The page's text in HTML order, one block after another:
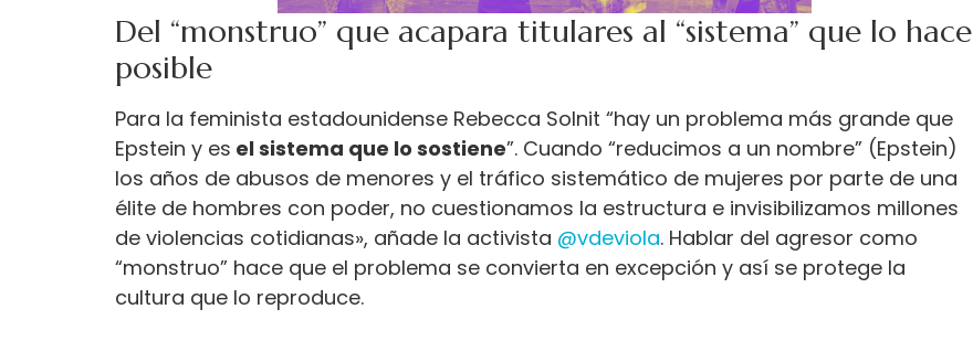
Del “monstruo” que acapara titulares al “sistema” que lo hace
posible
Para la feminista estadounidense Rebecca Solnit “hay un problema más grande que
Epstein y es el sistema que lo sostiene”. Cuando “reducimos a un nombre” (Epstein)
los años de abusos de menores y el tráfico sistemático de mujeres por parte de una
élite de hombres con poder, no cuestionamos la estructura e invisibilizamos millones
de violencias cotidianas», añade la activista @vdeviola. Hablar del agresor como
“monstruo” hace que el problema se convierta en excepción y así se protege la
cultura que lo reproduce.